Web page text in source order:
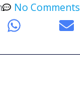
No Comments